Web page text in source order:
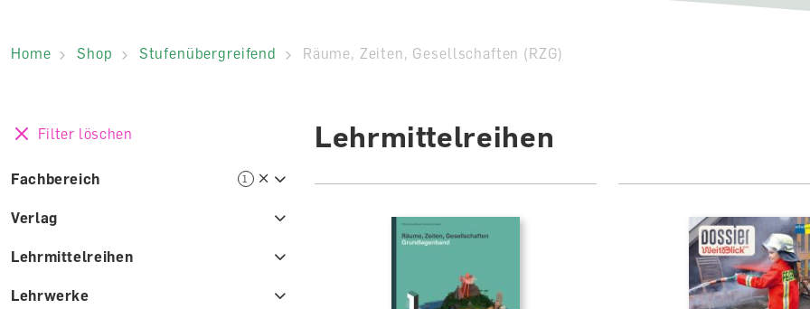
Home Shop Stufenübergreifend Räume, Zeiten, Gesellschaften (RZG)
Filter löschen
Fachbereich 1
Verlag
Lehrmittelreihen
Lehrwerke
Lehrmittelreihen